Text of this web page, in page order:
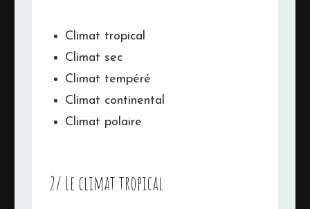
Climat tropical
Climat sec
Climat tempéré
Climat continental
Climat polaire
2/ Le climat tropical